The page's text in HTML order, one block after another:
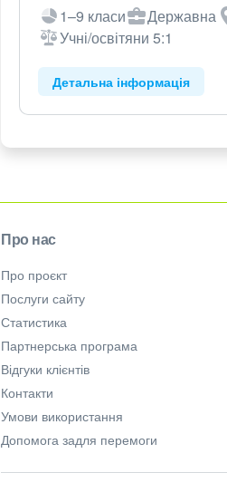
1–9 класи Державна
Учні/освітяни 5:1
Детальна інформація
Про нас
Про проєкт
Послуги сайту
Статистика
Партнерська програма
Відгуки клієнтів
Контакти
Умови використання
Допомога задля перемоги